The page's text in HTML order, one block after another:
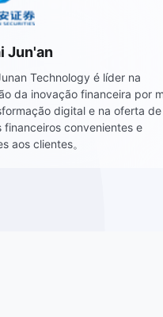
Guotai Jun'an
Guotai Junan
promoção da
da transformação
serviços financeiros
eficientes aos